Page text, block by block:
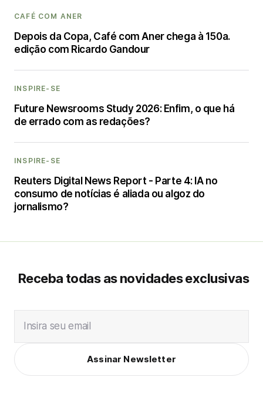
CAFÉ COM ANER
Depois da Copa, Café com Aner chega à 150a.
edição com Ricardo Gandour
INSPIRE-SE
Future Newsrooms Study 2026: Enfim, o que há
de errado com as redações?
INSPIRE-SE
Reuters Digital News Report - Parte 4: IA no
consumo de notícias é aliada ou algoz do
jornalismo?
Receba todas as novidades exclusivas
Insira seu email
Assinar Newsletter